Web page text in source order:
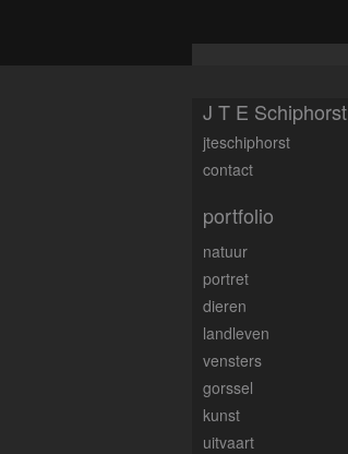
J T E Schiphorst
jteschiphorst
contact
portfolio
natuur
portret
dieren
landleven
vensters
gorssel
kunst
uitvaart